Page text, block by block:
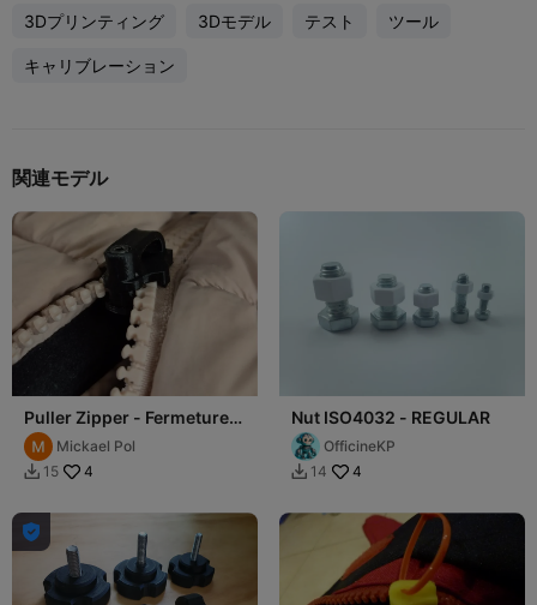
3Dプリンティング 3Dモデル テスト ツール
キャリブレーション
関連モデル
Puller Zipper - Fermeture
éclaire - resistant - Avec
vis Mickael Pol
 15 4
Nut ISO4032 - REGULAR
OfficineKP
 14 4
